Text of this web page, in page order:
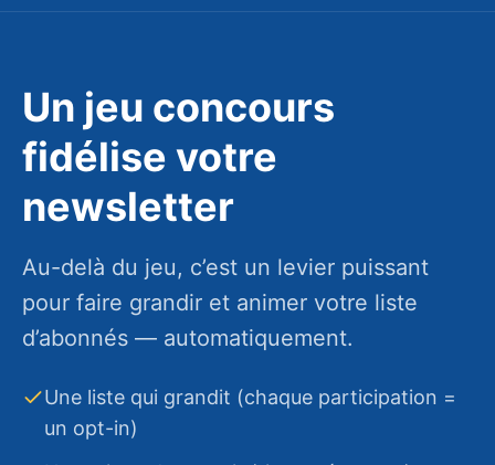
Un jeu concours
fidélise votre
newsletter
Au-delà du jeu, c’est un levier puissant
pour faire grandir et animer votre liste
d’abonnés — automatiquement.
Une liste qui grandit (chaque participation =
un opt-in)